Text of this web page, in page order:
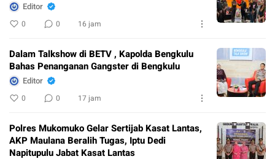
Editor
0 0 16 jam
Dalam Talkshow di BETV , Kapolda Bengkulu
Bahas Penanganan Gangster di Bengkulu
Editor
0 0 17 jam
Polres Mukomuko Gelar Sertijab Kasat Lantas,
AKP Maulana Beralih Tugas, Iptu Dedi
Napitupulu Jabat Kasat Lantas